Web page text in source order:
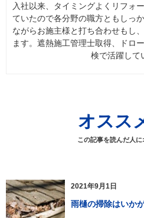
入社以来、タイミングよくリフォ
ていたので各分野の職方ともしっ
ながらお施主様と打ち合わせもし
ます。遮熱施工管理士取得、ドロ
検で活躍して
オスス
この記事を読んだ人
2021年9月1日
雨樋の掃除はいか